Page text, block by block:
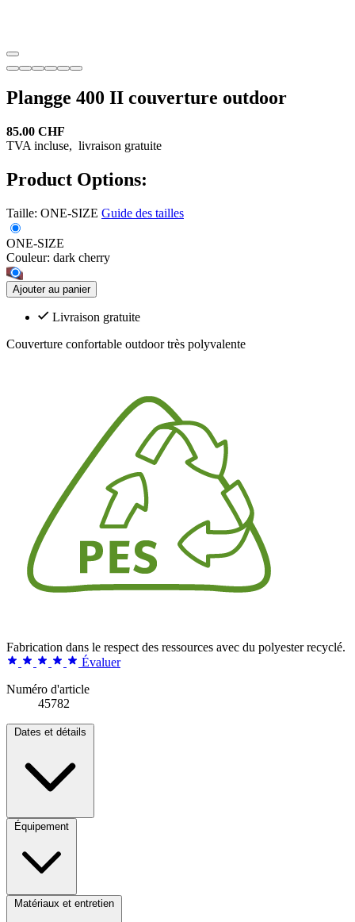
Plangge 400 II couverture outdoor
85.00 CHF
TVA incluse, livraison gratuite
Product Options:
Taille: ONE-SIZE Guide des tailles
ONE-SIZE
Couleur: dark cherry
Ajouter au panier
Livraison gratuite
Couverture confortable outdoor très polyvalente
Fabrication dans le respect des ressources avec du polyester recyclé.
Évaluer
Numéro d'article
45782
Dates et détails
Équipement
Matériaux et entretien